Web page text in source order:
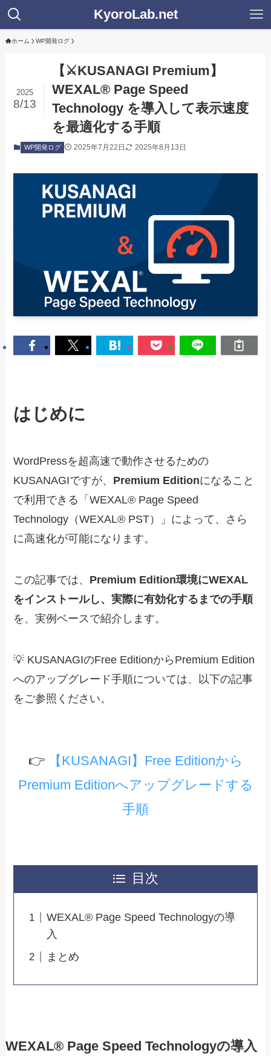
KyoroLab.net
ホーム WP開発ログ
【⚔️KUSANAGI Premium】
WEXAL® Page Speed
Technology を導入して表示速度
を最適化する手順
2025
8/13
WP開発ログ 2025年7月22日 2025年8月13日
はじめに
WordPressを超高速で動作させるための
KUSANAGIですが、 Premium Editionになること
で利用できる「WEXAL® Page Speed
Technology（WEXAL® PST）」によって、さら
に高速化が可能になります。
この記事では、 Premium Edition環境にWEXAL
をインストールし、実際に有効化するまでの手順
を、実例ベースで紹介します。
💡 KUSANAGIのFree EditionからPremium Edition
へのアップグレード手順については、以下の記事
をご参照ください。
👉
【KUSANAGI】Free Editionから
Premium Editionへアップグレードする
手順
目次
WEXAL® Page Speed Technologyの導
入
まとめ
WEXAL® Page Speed Technologyの導入